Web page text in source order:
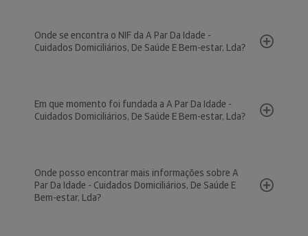
Onde se encontra o NIF da A Par Da Idade -
Cuidados Domiciliários, De Saúde E Bem-estar, Lda?
Em que momento foi fundada a A Par Da Idade -
Cuidados Domiciliários, De Saúde E Bem-estar, Lda?
Onde posso encontrar mais informações sobre A
Par Da Idade - Cuidados Domiciliários, De Saúde E
Bem-estar, Lda?